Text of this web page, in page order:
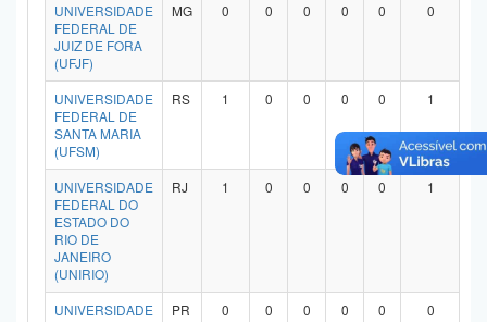
UNIVERSIDADE
FEDERAL DE
JUIZ DE FORA
(UFJF)
MG 0 0 0 0 0 0
UNIVERSIDADE
FEDERAL DE
SANTA MARIA
(UFSM)
RS 1 0 0 0 0 1
UNIVERSIDADE
FEDERAL DO
ESTADO DO
RIO DE
JANEIRO
(UNIRIO)
RJ 1 0 0 0 0 1
UNIVERSIDADE
PR 0 0 0 0 0 0